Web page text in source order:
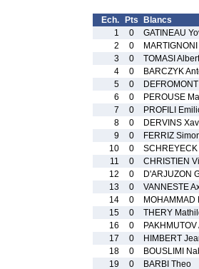
Ech. Pts
Blancs
1
0
GATINEAU
2
0
3
0
TOMASI Albert
4
0
BARCZYK
5
0
6
0
PEROUSE
7
0
PROFILI
8
0
DERVINS
9
0 FERRIZ
10
0
11
0
CHRISTIEN
12
0
D'ARJUZON
13
0
VANNESTE
14
0
MOHAMMAD
15
0
THERY
16
0
17
0
HIMBERT
18
0
BOUSLIMI
19
0
BARBI Theo